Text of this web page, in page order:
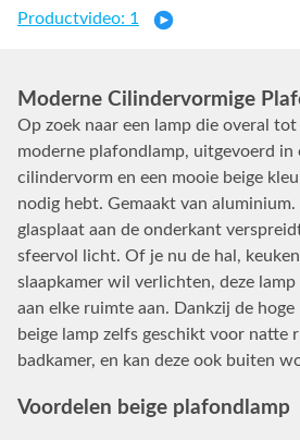
Productvideo: 1
Moderne Cilindervormige
Op zoek naar een lamp die overal
moderne plafondlamp, uitgevoerd in
cilindervorm en een mooie beige
nodig hebt. Gemaakt van
glasplaat aan de onderkant
sfeervol licht. Of je nu de hal,
slaapkamer wil verlichten, deze
aan elke ruimte aan. Dankzij de
beige lamp zelfs geschikt voor natte
badkamer, en kan deze ook buiten
Voordelen beige plafondlamp